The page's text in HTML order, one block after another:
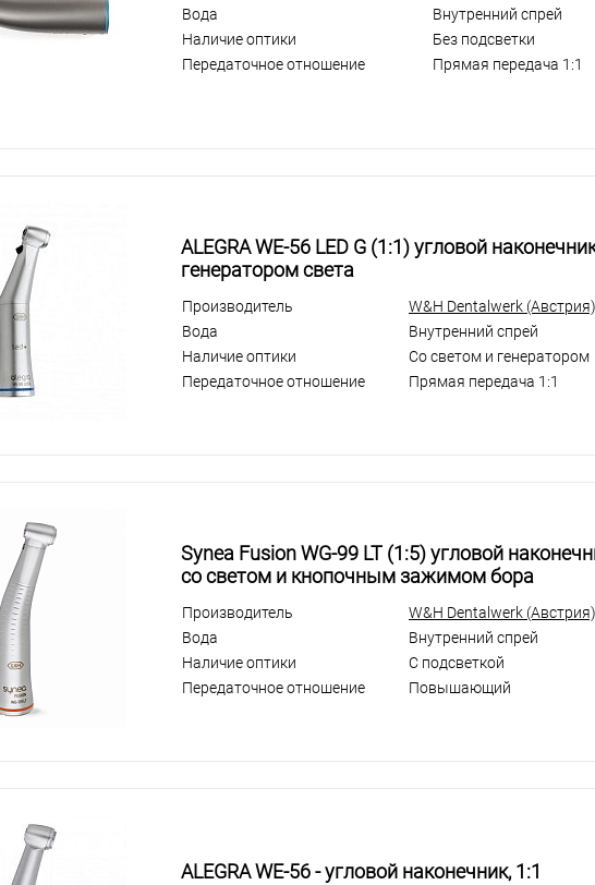
Вода
Внутренний спрей
Наличие оптики
Без подсветки
Передаточное отношение
Прямая передача 1:1
ALEGRA WE-56 LED G (1:1) угловой
генератором света
Производитель
W&H Dentalwerk (Австрия)
Вода
Внутренний спрей
Наличие оптики
Со светом и генератором
Передаточное отношение
Прямая передача 1:1
Synea Fusion WG-99 LT (1:5) угловой
со светом и кнопочным зажимом бора
Производитель
W&H Dentalwerk (Австрия)
Вода
Внутренний спрей
Наличие оптики
С подсветкой
Передаточное отношение
Повышающий
ALEGRA WE-56 - угловой наконечник, 1:1